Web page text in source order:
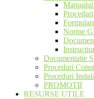
Norme
Documentatie
Proceduri
Proceduri
PROMOTII
RESURSE UTILE